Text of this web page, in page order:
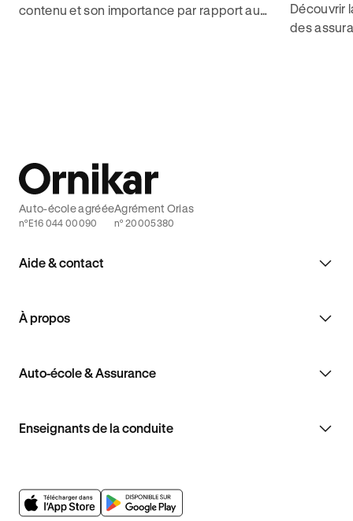
contenu et son importance par rapport aux
Découvrir
des
Aide & contact
À propos
Auto-école & Assurance
Enseignants de la conduite
Auto-école agréée
n°E16 044 00090
Agrément Orias
n° 20005380